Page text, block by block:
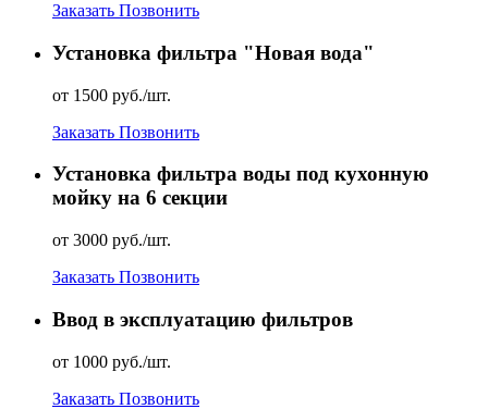
Заказать Позвонить
Установка фильтра "Новая вода"
от 1500 руб./шт.
Заказать Позвонить
Установка фильтра воды под кухонную
мойку на 6 секции
от 3000 руб./шт.
Заказать Позвонить
Ввод в эксплуатацию фильтров
от 1000 руб./шт.
Заказать Позвонить